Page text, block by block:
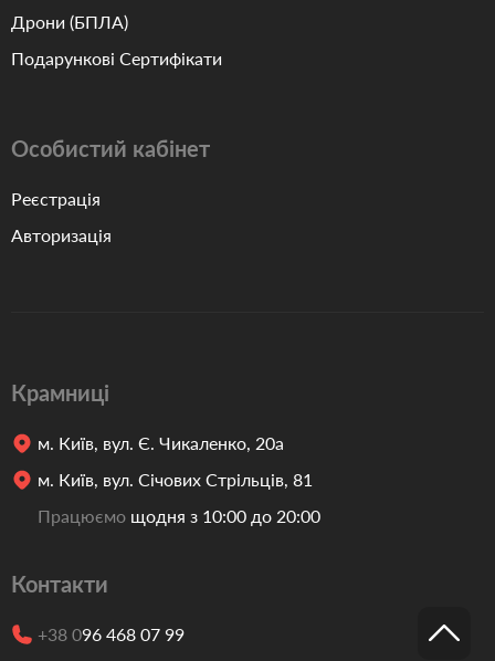
Дрони (БПЛА)
Подарункові Сертифікати
Особистий кабінет
Реєстрація
Авторизація
Крамниці
м. Київ, вул. Є. Чикаленко, 20а
м. Київ, вул. Січових Стрільців, 81
Працюємо щодня з 10:00 до 20:00
Контакти
+38 096 468 07 99